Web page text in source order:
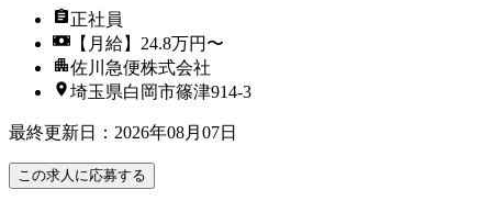
正社員
【月給】24.8万円〜
佐川急便株式会社
埼玉県白岡市篠津914-3
最終更新日 ： 2026年08月07日
この求人に応募する